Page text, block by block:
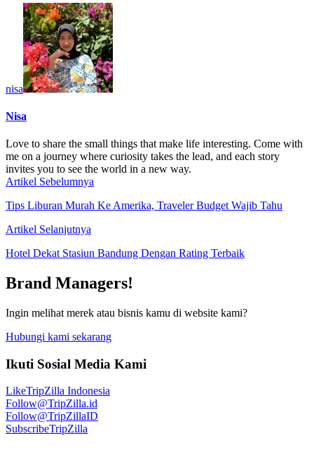
nisa
Nisa
Love to share the small things that make life interesting. Come with
me on a journey where curiosity takes the lead, and each story
invites you to see the world in a new way.
Artikel Sebelumnya
Tips Liburan Murah Ke Amerika, Traveler Budget Wajib Tahu
Artikel Selanjutnya
Hotel Dekat Stasiun Bandung Dengan Rating Terbaik
Brand Managers!
Ingin melihat merek atau bisnis kamu di website kami?
Hubungi kami sekarang
Ikuti Sosial Media Kami
LikeTripZilla Indonesia
Follow@TripZilla.id
Follow@TripZillaID
SubscribeTripZilla